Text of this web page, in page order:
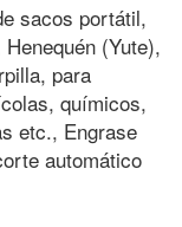
sacos portátil,
(Yute),
para
químicos,
etc., Engrase
automático